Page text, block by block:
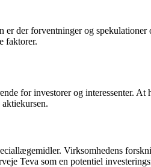
der forventninger og
faktorer.
for investorer og interessenter.
Virksomhedens
Teva som en potentiel